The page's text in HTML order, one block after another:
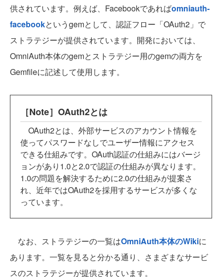
供されています。例えば、Facebookであればomniauth-
facebookというgemとして、認証フロー「OAuth2」で
ストラテジーが提供されています。開発においては、
OmniAuth本体のgemとストラテジー用のgemの両方を
Gemfileに記述して使用します。
［Note］OAuth2とは
OAuth2とは、外部サービスのアカウント情報を
使ってパスワードなしでユーザー情報にアクセス
できる仕組みです。OAuth認証の仕組みにはバージ
ョンがあり1.0と2.0で認証の仕組みが異なります。
1.0の問題を解決するために2.0の仕組みが提案さ
れ、近年ではOAuth2を採用するサービスが多くな
っています。
なお、ストラテジーの一覧はOmniAuth本体のWikiに
あります。一覧を見ると分かる通り、さまざまなサービ
スのストラテジーが提供されています。